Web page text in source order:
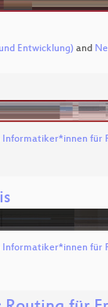
Entwicklung) and
Informatiker*innen für
Informatiker*innen für